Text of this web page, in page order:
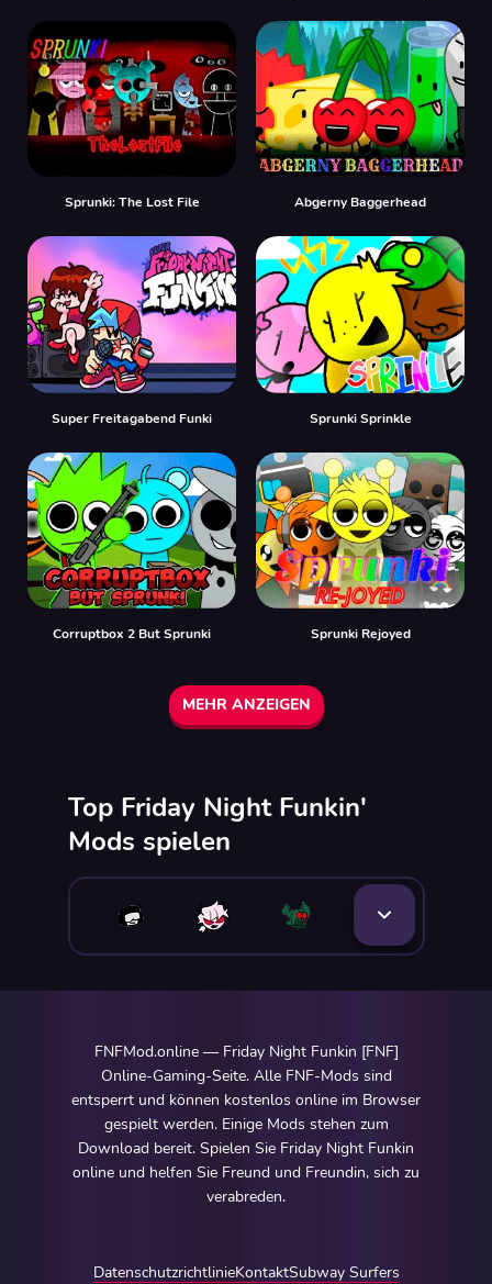
Sprunki: The Lost File Abgerny Baggerhead
Super Freitagabend Funki Sprunki Sprinkle
Corruptbox 2 But Sprunki Sprunki Rejoyed
MEHR ANZEIGEN
Top Friday Night Funkin'
Mods spielen
FNFMod.online — Friday Night Funkin [FNF]
Online-Gaming-Seite. Alle FNF-Mods sind
entsperrt und können kostenlos online im Browser
gespielt werden. Einige Mods stehen zum
Download bereit. Spielen Sie Friday Night Funkin
online und helfen Sie Freund und Freundin, sich zu
verabreden.
DatenschutzrichtlinieKontaktSubway Surfers